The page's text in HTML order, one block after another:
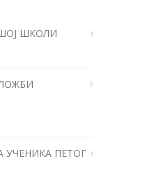
ШКОЛИ
УЧЕНИКА ПЕТОГ